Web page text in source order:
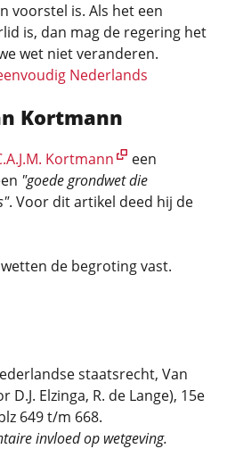
voorstel is. Als het een
is, dan mag de regering het
wet niet veranderen.
Nederlands
Kortmann
Kortmann
een
"goede grondwet die
. Voor dit artikel deed hij de
de begroting vast.
staatsrecht, Van
Elzinga, R. de Lange), 15e
649 t/m 668.
invloed op wetgeving.